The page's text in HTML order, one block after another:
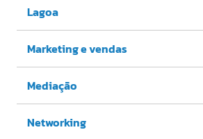
Lagoa
Marketing e vendas
Mediação
Networking